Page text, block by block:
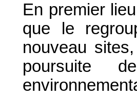
En premier
que le
nouveau
poursuite